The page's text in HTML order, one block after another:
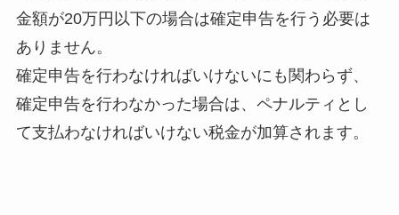
金額が20万円以下の場合は確定申告を行う必要は
ありません。
確定申告を行わなければいけないにも関わらず、
確定申告を行わなかった場合は、ペナルティとし
て支払わなければいけない税金が加算されます。